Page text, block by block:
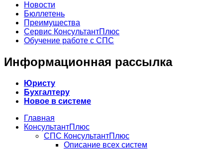
Новости
Бюллетень
Преимущества
Сервис КонсультантПлюс
Обучение работе с СПС
Информационная рассылка
Юристу
Бухгалтеру
Новое в системе
Главная
КонсультантПлюс
СПС КонсультантПлюс
Описание всех систем